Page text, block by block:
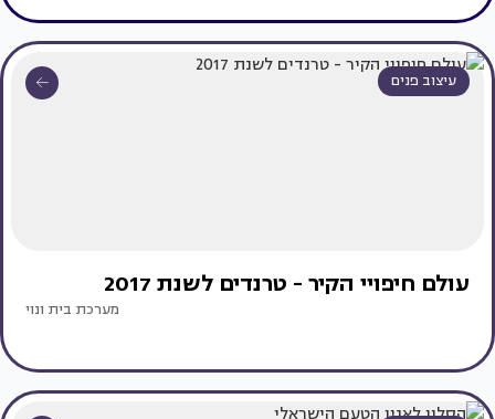
עיצוב פנים
עולם חיפויי הקיר - טרנדים לשנת 2017
מערכת בית ונוי